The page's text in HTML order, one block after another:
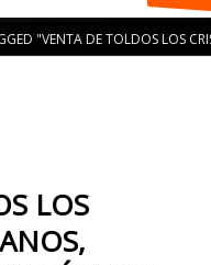
"VENTA DE TOLDOS LOS
LOS